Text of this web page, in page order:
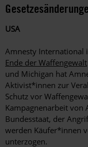
USA
Amnesty International
Ende der Waffengewalt
und Michigan hat
Aktivist*innen zur
Schutz vor
Kampagnenarbeit von
Bundesstaat, der
werden Käufer*innen
unterzogen.